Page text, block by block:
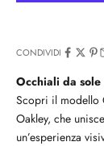
CONDIVIDI
Occhiali da
Scopri il modello
Oakley, che
un’esperienza